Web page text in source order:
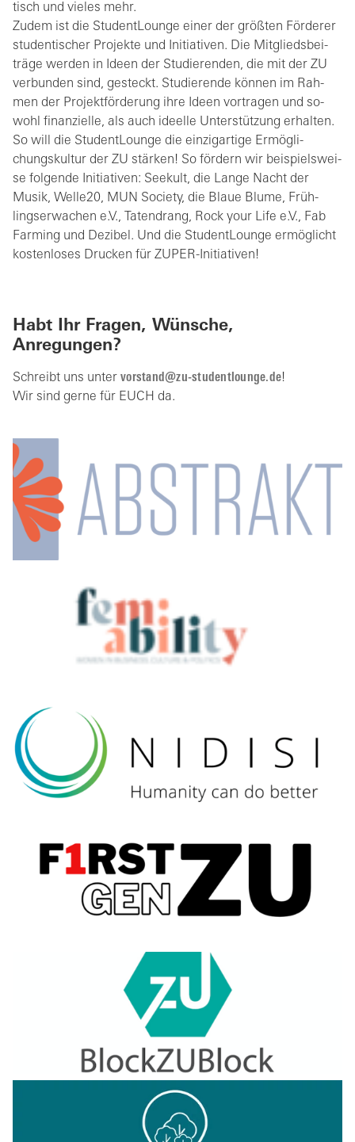
tisch und vie­les mehr.
Zudem ist die Stu­dent­Lounge einer der größ­ten För­de­rer
stu­den­ti­scher Pro­jek­te und In­itia­ti­ven. Die Mit­glieds­bei­
trä­ge wer­den in Ideen der Stu­die­ren­den, die mit der ZU
ver­bun­den sind, ge­steckt. Stu­die­ren­de kön­nen im Rah­
men der Pro­jekt­för­de­rung ihre Ideen vor­tra­gen und so­
wohl fi­nan­zi­el­le, als auch ide­el­le Un­ter­stüt­zung er­hal­ten.
So will die Stu­dent­Lounge die ein­zig­ar­ti­ge Er­mög­li­
chungs­kul­tur der ZU stär­ken! So för­dern wir bei­spiels­wei­
se fol­gen­de In­itia­ti­ven: See­kult, die Lange Nacht der
Musik, Wel­le20, MUN So­cie­ty, die Blaue Blume, Früh­
lings­er­wa­chen e.V., Ta­ten­drang, Rock your Life e.V., Fab
Far­ming und De­zi­bel. Und die Stu­dent­Lounge er­mög­licht
kos­ten­lo­ses Dru­cken für ZU­PER-In­itia­ti­ven!
Habt Ihr Fragen, Wünsche,
Anregungen?
Schreibt uns unter v rst nd z -st d ntl ng d
!
Wir sind gerne für EUCH da.